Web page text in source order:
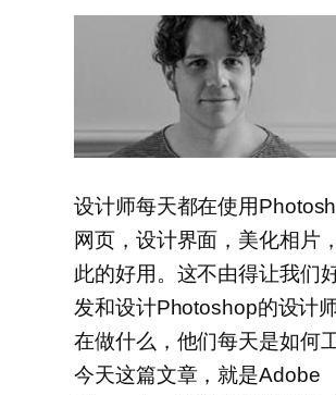
设计师每天都在使用
网页，设计界面，美化相片
此的好用。这不由得让我们
发和设计Photoshop的设计
在做什么，他们每天是如何
今天这篇文章，就是Adobe